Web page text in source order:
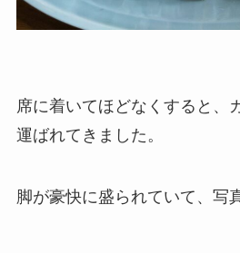
席に着いてほどなくすると、
運ばれてきました。
脚が豪快に盛られていて、写